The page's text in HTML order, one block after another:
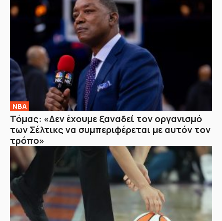
NBA
Τόμας: «Δεν έχουμε ξαναδεί τον οργανισμό
των Σέλτικς να συμπεριφέρεται με αυτόν τον
τρόπο»